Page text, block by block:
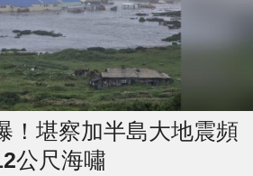
！堪察加半島大地震頻
公尺海嘯